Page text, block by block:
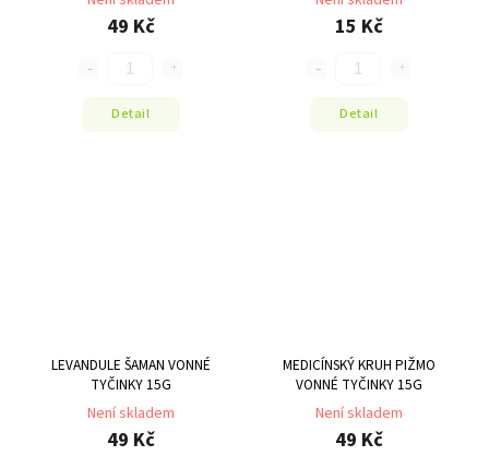
49 Kč
Detail
15 Kč
Detail
LEVANDULE ŠAMAN VONNÉ
TYČINKY 15G
Není skladem
49 Kč
MEDICÍNSKÝ KRUH PIŽMO
VONNÉ TYČINKY 15G
Není skladem
49 Kč